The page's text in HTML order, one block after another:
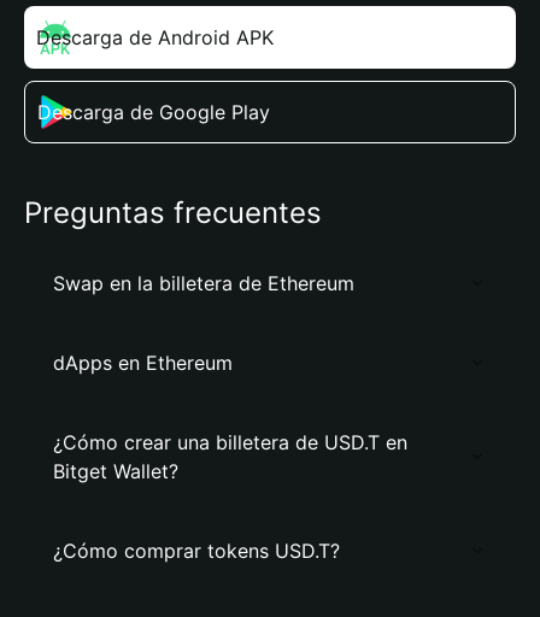
Descarga de Android APK
Descarga de Google Play
Preguntas frecuentes
Swap en la billetera de Ethereum
dApps en Ethereum
¿Cómo crear una billetera de USD.T en
Bitget Wallet?
¿Cómo comprar tokens USD.T?